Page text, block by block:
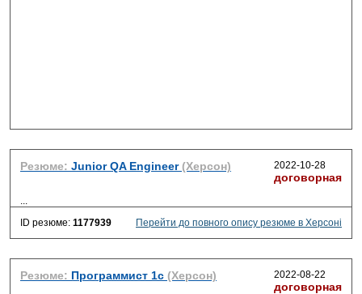
Резюме: Junior QA Engineer (Херсон) 2022-10-28
договорная
...
ID резюме: 1177939 Перейти до повного опису резюме в Херсоні
Резюме: Программист 1с (Херсон) 2022-08-22
договорная